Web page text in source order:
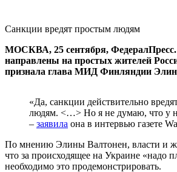
Санкции вредят простым людям
МОСКВА, 25 сентября, ФедералПресс.
направлены на простых жителей
признала глава МИД Финляндии
«Да, санкции действительно
людям. <…> Но я не думаю, что у
– заявила она в интервью газете
По мнению Элины Валтонен, власти и
что за происходящее на Украине «надо
необходимо это продемонстрировать.